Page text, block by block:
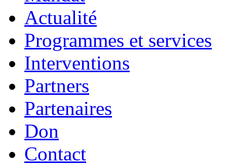
Actualité
Programmes et services
Interventions
Partners
Partenaires
Don
Contact